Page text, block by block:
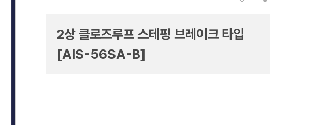
2상 클로즈루프 스테핑 브레이크 타입
[AIS-56SA-B]